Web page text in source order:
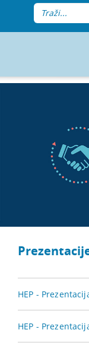
HEP -
HEP -